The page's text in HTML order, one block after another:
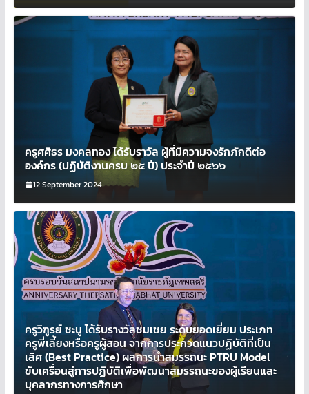
ครูศศิธร มงคลทอง ได้รับราวัล ผู้ที่มีความจงรักภักดีต่อ
องค์กร (ปฏิบัติงานครบ ๒๕ ปี) ประจำปี ๒๕๖๖
12 September 2024
ครูวิฑูรย์ ชะนู ได้รับรางวัลชมเชย ระดับยอดเยี่ยม ประเภท
ครูพี่เลี้ยงหรือครูผู้สอน จากการประกวดแนวปฏิบัติที่เป็น
เลิศ (Best Practice) ผลการนำสมรรถนะ PTRU Model
ขับเครื่อนสู่การปฏิบัติเพื่อพัฒนาสมรรถนะของผู้เรียนและ
บุคลากรทางการศึกษา